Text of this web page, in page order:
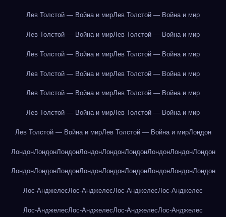
Лев Толстой — Война и мирЛев Толстой — Война и мир
Лев Толстой — Война и мирЛев Толстой — Война и мир
Лев Толстой — Война и мирЛев Толстой — Война и мир
Лев Толстой — Война и мирЛев Толстой — Война и мир
Лев Толстой — Война и мирЛев Толстой — Война и мир
Лев Толстой — Война и мирЛев Толстой — Война и мир
Лев Толстой — Война и мирЛев Толстой — Война и мирЛондон
ЛондонЛондонЛондонЛондонЛондонЛондонЛондонЛондонЛондон
ЛондонЛондонЛондонЛондонЛондонЛондонЛондонЛондонЛондон
Лос-АнджелесЛос-АнджелесЛос-АнджелесЛос-Анджелес
Лос-АнджелесЛос-АнджелесЛос-АнджелесЛос-Анджелес